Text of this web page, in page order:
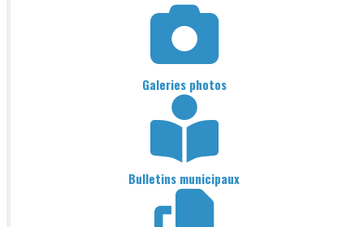
Galeries photos
Bulletins municipaux